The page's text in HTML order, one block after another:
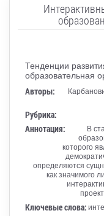
Тенденции
образовательная
Авторы:
Рубрика:
Аннотация:
В
которого
определяются
как значимого
Ключевые слова: